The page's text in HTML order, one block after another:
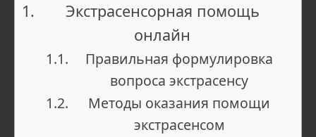
Экстрасенсорная помощь
онлайн
Правильная формулировка
вопроса экстрасенсу
Методы оказания помощи
экстрасенсом